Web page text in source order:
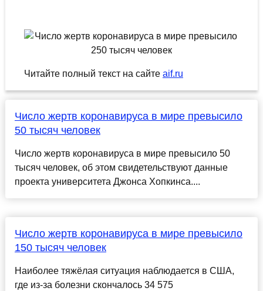
Читайте полный текст на сайте aif.ru
Число жертв коронавируса в мире превысило
50 тысяч человек
Число жертв коронавируса в мире превысило 50
тысяч человек, об этом свидетельствуют данные
проекта университета Джонса Хопкинса....
Число жертв коронавируса в мире превысило
150 тысяч человек
Наиболее тяжёлая ситуация наблюдается в США,
где из-за болезни скончалось 34 575